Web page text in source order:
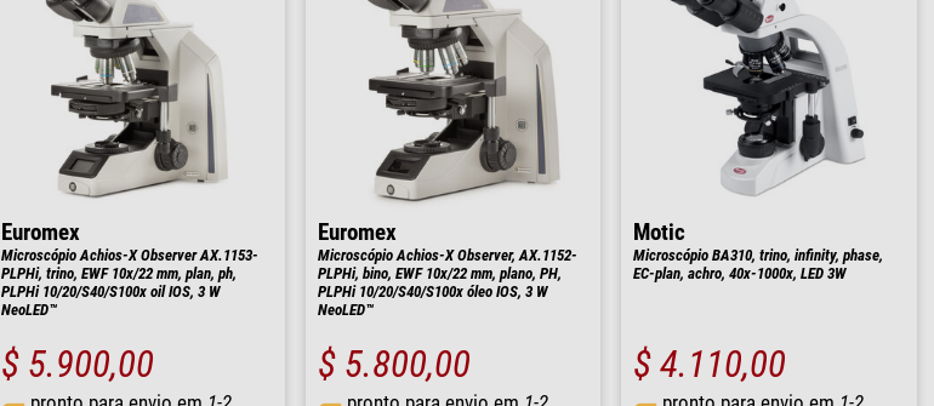
Euromex
Microscópio Achios-X Observer AX.1153-
PLPHi, trino, EWF 10x/22 mm, plan, ph,
PLPHi 10/20/S40/S100x oil IOS, 3 W
NeoLED™
$ 5.900,00
Euromex
Microscópio Achios-X Observer, AX.1152-
PLPHi, bino, EWF 10x/22 mm, plano, PH,
PLPHi 10/20/S40/S100x óleo IOS, 3 W
NeoLED™
$ 5.800,00
Motic
Microscópio BA310, trino, infinity, phase,
EC-plan, achro, 40x-1000x, LED 3W
$ 4.110,00